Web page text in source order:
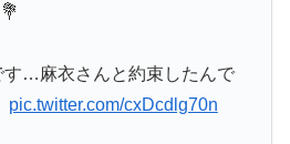
す…麻衣さんと約束したんで
pic.twitter.com/cxDcdlg70n